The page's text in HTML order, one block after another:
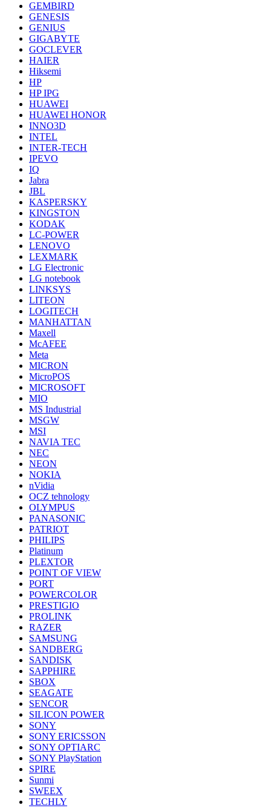
GEMBIRD
GENESIS
GENIUS
GIGABYTE
GOCLEVER
HAIER
Hiksemi
HP
HP IPG
HUAWEI
HUAWEI HONOR
INNO3D
INTEL
INTER-TECH
IPEVO
IQ
Jabra
JBL
KASPERSKY
KINGSTON
KODAK
LC-POWER
LENOVO
LEXMARK
LG Electronic
LG notebook
LINKSYS
LITEON
LOGITECH
MANHATTAN
Maxell
McAFEE
Meta
MICRON
MicroPOS
MICROSOFT
MIO
MS Industrial
MSGW
MSI
NAVIA TEC
NEC
NEON
NOKIA
nVidia
OCZ tehnology
OLYMPUS
PANASONIC
PATRIOT
PHILIPS
Platinum
PLEXTOR
POINT OF VIEW
PORT
POWERCOLOR
PRESTIGIO
PROLINK
RAZER
SAMSUNG
SANDBERG
SANDISK
SAPPHIRE
SBOX
SEAGATE
SENCOR
SILICON POWER
SONY
SONY ERICSSON
SONY OPTIARC
SONY PlayStation
SPIRE
Sunmi
SWEEX
TECHLY